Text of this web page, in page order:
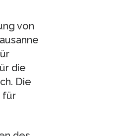
von
die
Die
für